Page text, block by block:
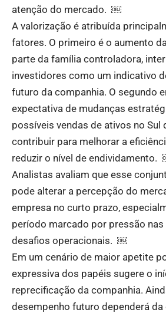
atenção do mercado. ￼
A valorização é atribuída
fatores. O primeiro é o aumento
parte da família controladora,
investidores como um indicativo
futuro da companhia. O segundo
expectativa de mudanças
possíveis vendas de ativos no Sul
contribuir para melhorar a
reduzir o nível de endividamento.
Analistas avaliam que esse
pode alterar a percepção do
empresa no curto prazo,
período marcado por pressão nas
desafios operacionais. ￼
Em um cenário de maior apetite
expressiva dos papéis sugere o
reprecificação da companhia.
desempenho futuro dependerá da